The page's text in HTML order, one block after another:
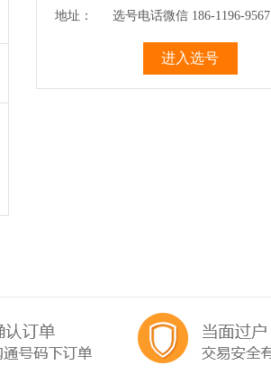
地址：
选号电话微信 186-1196-9567
进入选号